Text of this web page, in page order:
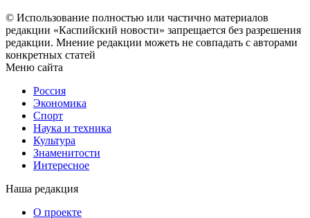
© Использование полностью или частично материалов
редакции «Каспийский новости» запрещается без разрешения
редакции. Мнение редакции можеть не совпадать с авторами
конкретных статей
Меню сайта
Россия
Экономика
Спорт
Наука и техника
Культура
Знаменитости
Интересное
Наша редакция
О проекте